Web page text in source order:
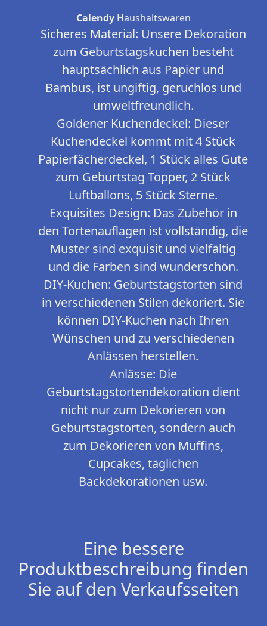
Calendy Haushaltswaren
Sicheres Material: Unsere Dekoration
zum Geburtstagskuchen besteht
hauptsächlich aus Papier und
Bambus, ist ungiftig, geruchlos und
umweltfreundlich.
Goldener Kuchendeckel: Dieser
Kuchendeckel kommt mit 4 Stück
Papierfächerdeckel, 1 Stück alles Gute
zum Geburtstag Topper, 2 Stück
Luftballons, 5 Stück Sterne.
Exquisites Design: Das Zubehör in
den Tortenauflagen ist vollständig, die
Muster sind exquisit und vielfältig
und die Farben sind wunderschön.
DIY-Kuchen: Geburtstagstorten sind
in verschiedenen Stilen dekoriert. Sie
können DIY-Kuchen nach Ihren
Wünschen und zu verschiedenen
Anlässen herstellen.
Anlässe: Die
Geburtstagstortendekoration dient
nicht nur zum Dekorieren von
Geburtstagstorten, sondern auch
zum Dekorieren von Muffins,
Cupcakes, täglichen
Backdekorationen usw.
Eine bessere
Produktbeschreibung finden
Sie auf den Verkaufsseiten